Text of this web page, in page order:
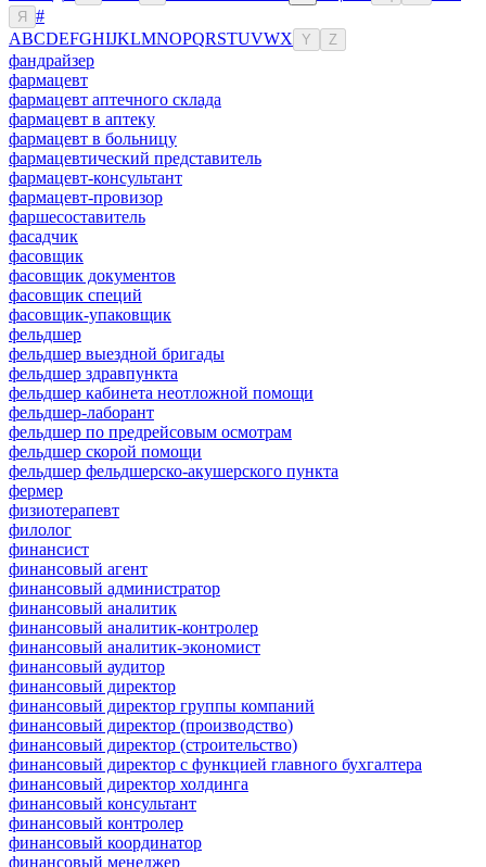
Я
#
ABCDEFGHIJKLMNOPQRSTUVWX Y Z
фандрайзер
фармацевт
фармацевт аптечного склада
фармацевт в аптеку
фармацевт в больницу
фармацевтический представитель
фармацевт-консультант
фармацевт-провизор
фаршесоставитель
фасадчик
фасовщик
фасовщик документов
фасовщик специй
фасовщик-упаковщик
фельдшер
фельдшер выездной бригады
фельдшер здравпункта
фельдшер кабинета неотложной помощи
фельдшер-лаборант
фельдшер по предрейсовым осмотрам
фельдшер скорой помощи
фельдшер фельдшерско-акушерского пункта
фермер
физиотерапевт
филолог
финансист
финансовый агент
финансовый администратор
финансовый аналитик
финансовый аналитик-контролер
финансовый аналитик-экономист
финансовый аудитор
финансовый директор
финансовый директор группы компаний
финансовый директор (производство)
финансовый директор (строительство)
финансовый директор с функцией главного бухгалтера
финансовый директор холдинга
финансовый консультант
финансовый контролер
финансовый координатор
финансовый менеджер